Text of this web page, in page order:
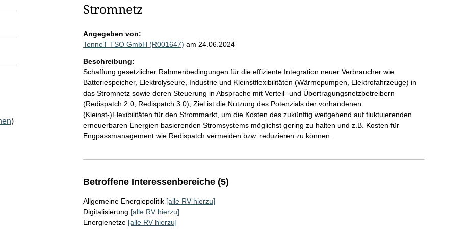
)
Stromnetz
Angegeben von:
TenneT TSO GmbH (R001647) am 24.06.2024
Beschreibung:
Schaffung gesetzlicher Rahmenbedingungen für die effiziente Integration neuer Verbraucher wie
Batteriespeicher, Elektrolyseure, Industrie und Kleinstflexibilitäten (Wärmepumpen, Elektrofahrzeuge) in
das Stromnetz sowie deren Steuerung in Absprache mit Verteil- und Übertragungsnetzbetreibern
(Redispatch 2.0, Redispatch 3.0); Ziel ist die Nutzung des Potenzials der vorhandenen
(Kleinst-)Flexibilitäten für den Strommarkt, um die Kosten des zukünftig weitgehend auf fluktuierenden
erneuerbaren Energien basierenden Stromsystems möglichst gering zu halten und z.B. Kosten für
Engpassmanagement wie Redispatch vermeiden bzw. reduzieren zu können.
Betroffene Interessenbereiche (5)
Allgemeine Energiepolitik [alle RV hierzu]
Digitalisierung [alle RV hierzu]
Energienetze [alle RV hierzu]